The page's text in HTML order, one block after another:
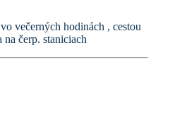
večerných hodinách , cestou
na čerp. staniciach